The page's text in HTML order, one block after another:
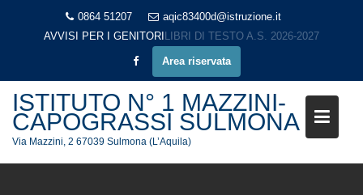
0864 51207
aqic83400d@istruzione.it
AVVISI PER I GENITORI LIBRI DI TESTO A.S. 2026-2027
Area riservata
ISTITUTO N° 1 MAZZINI-
CAPOGRASSI SULMONA
Via Mazzini, 2 67039 Sulmona (L’Aquila)